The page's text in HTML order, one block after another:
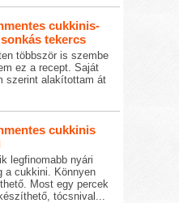
cukkinis-
tekercs
többször is szembe
ez a recept. Saját
szerint alakítottam át
cukkinis
legfinomabb nyári
a cukkini. Könnyen
Most egy percek
tócsnival...